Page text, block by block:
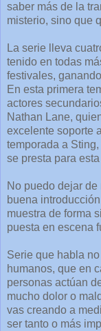
saber más de la
misterio, sino que
La serie lleva
tenido en todas
festivales,
En esta primera
actores
Nathan Lane,
excelente soporte
temporada a
se presta para
No puedo dejar
buena
muestra de forma
puesta en escena
Serie que habla
humanos, que en
personas actúan
mucho dolor o
vas creando a
ser tanto o más